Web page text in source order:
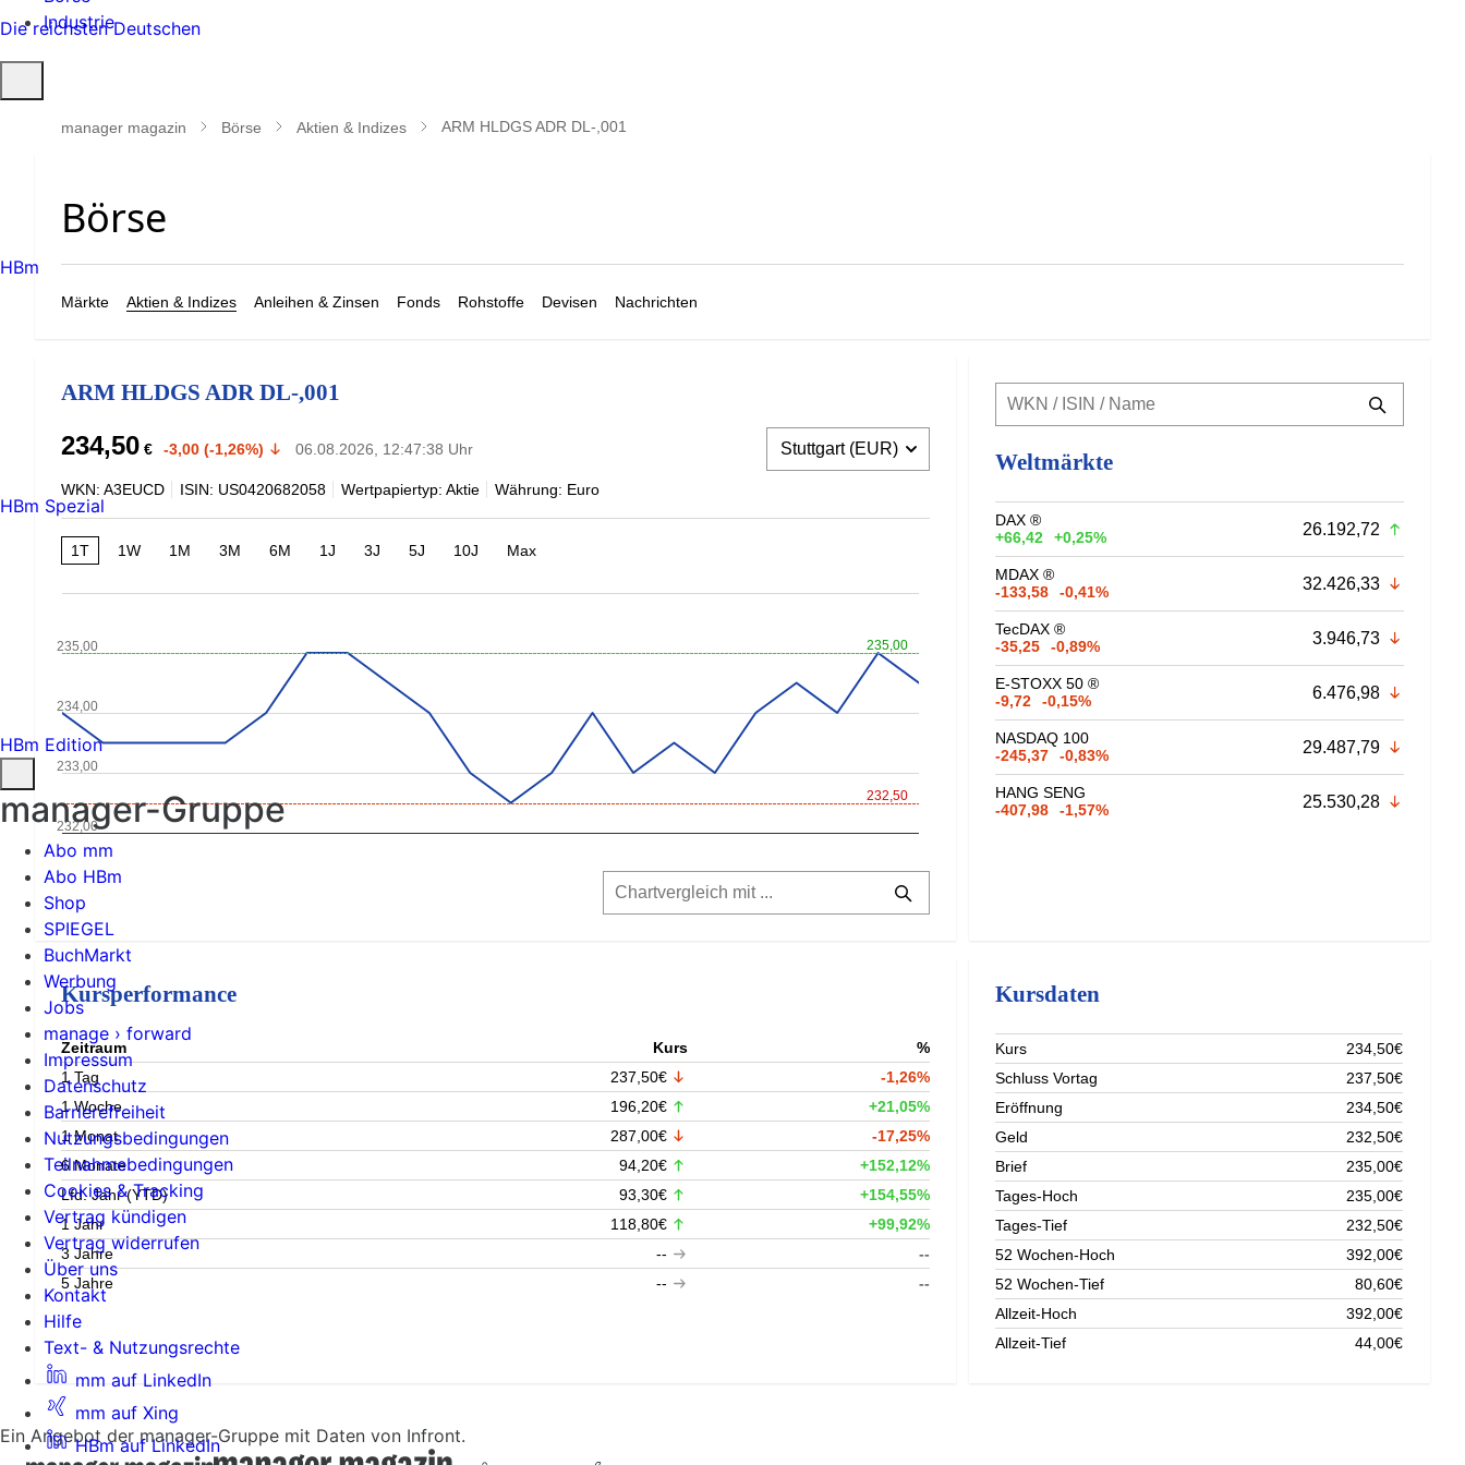
Industrie
öffnen
manager magazin Börse Aktien & Indizes ARM HLDGS ADR DL-,001
Märkte Aktien & Indizes Anleihen & Zinsen Fonds Rohstoffe Devisen Nachrichten
ARM HLDGS ADR DL-,001
234,50 € -3,00 (-1,26%) 06.08.2026, 12:47:38 Uhr
WKN: A3EUCD ISIN: US0420682058 Wertpapiertyp: Aktie Währung: Euro
1T 1W 1M 3M 6M 1J 3J 5J 10J Max
235,00
232,50
232,00
233,00
234,00
235,00
Weltmärkte
DAX ®
+66,42
+0,25% 26.192,72
MDAX ®
-133,58
-0,41% 32.426,33
TecDAX ®
-35,25
-0,89% 3.946,73
E-STOXX 50 ®
-9,72
-0,15% 6.476,98
NASDAQ 100
-245,37
-0,83% 29.487,79
HANG SENG
-407,98
-1,57% 25.530,28
Kursperformance
Zeitraum Kurs
%
1 Tag
237,50€
-1,26%
1 Woche
196,20€
+21,05%
1 Monat
287,00€
-17,25%
6 Monate
94,20€
+152,12%
Lfd. Jahr (YTD)
93,30€
+154,55%
1 Jahr
118,80€
+99,92%
3 Jahre
--
--
5 Jahre
-- --
Kursdaten
Kurs
234,50€
Schluss Vortag
237,50€
Eröffnung
234,50€
Geld
232,50€
Brief
235,00€
Tages-Hoch
235,00€
Tages-Tief
232,50€
52 Wochen-Hoch
392,00€
52 Wochen-Tief
80,60€
Allzeit-Hoch
392,00€
Allzeit-Tief
44,00€
Ein Angebot der manager-Gruppe mit Daten von Infront.
Die reichsten Deutschen
HBm
HBm Spezial
HBm Edition
manager-Gruppe
Abo mm
Abo HBm
Shop
SPIEGEL
BuchMarkt
Werbung
Jobs
manage › forward
Impressum
Datenschutz
Barrierefreiheit
Nutzungsbedingungen
Teilnahmebedingungen
Cookies & Tracking
Vertrag kündigen
Vertrag widerrufen
Über uns
Kontakt
Hilfe
Text- & Nutzungsrechte
mm auf LinkedIn
mm auf Xing
HBm auf LinkedIn